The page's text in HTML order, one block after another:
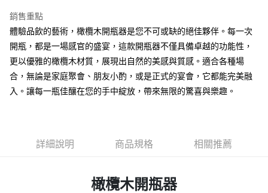
【關於「AFTEE先享後付」】
AFTEE先享後付是「在收到商品之後才付款」的支付方式。 讓您購物簡單
便利好安心！
１．簡單：不需註冊會員、不需綁卡、不需儲值。
２．便利：只要手機號碼，簡訊認證，即可結帳。
【「AFTEE先享後付」結帳流程】
ATM／網路銀行／等多元方式進行付款，方視為交易完成。
※ 交易是否成功請以「AFTEE先享後付 」之結帳頁面顯示為準，若有關於
貨到付款
運送方式
本島宅配
每筆NT$150，滿NT$2,000(含以上)免運費
銷售重點
體驗品飲的藝術，橄欖木開瓶器是您不可或缺的絕佳夥伴。每一次
開瓶，都是一場感官的盛宴，這款開瓶器不僅具備卓越的功能性，
更以優雅的橄欖木材質，展現出自然的美感與質感。適合各種場
合，無論是家庭聚會、朋友小酌，或是正式的宴會，它都能完美融
入。讓每一瓶佳釀在您的手中綻放，帶來無限的驚喜與樂趣。
詳細說明 商品規格 相關推薦
橄欖木開瓶器